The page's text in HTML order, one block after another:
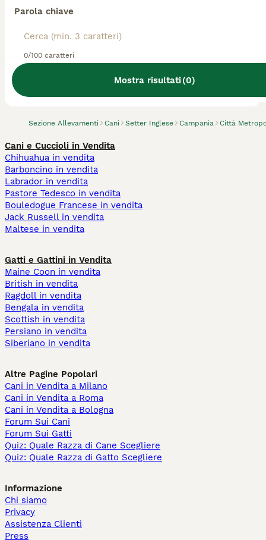
Parola chiave
0/100 caratteri
Mostra risultati(0)
Sezione Allevamenti Cani Setter Inglese Campania Città
Abbiamo trovato 0 Allevamento di Setter
Inglese, Afragola.
Cani e Cuccioli in Vendita
Chihuahua in vendita
Barboncino in vendita
Labrador in vendita
Pastore Tedesco in vendita
Bouledogue Francese in vendita
Jack Russell in vendita
Maltese in vendita
Gatti e Gattini in Vendita
Maine Coon in vendita
British in vendita
Ragdoll in vendita
Bengala in vendita
Scottish in vendita
Persiano in vendita
Siberiano in vendita
Altre Pagine Popolari
Cani in Vendita a Milano
Cani in Vendita a Roma
Cani in Vendita a Bologna
Forum Sui Cani
Forum Sui Gatti
Quiz: Quale Razza di Cane Scegliere
Quiz: Quale Razza di Gatto Scegliere
Informazione
Chi siamo
Privacy
Assistenza Clienti
Press